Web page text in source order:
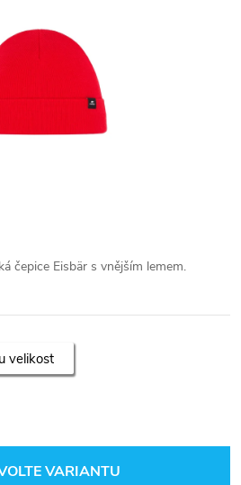
čepice Eisbär s vnějším lemem.
velikost
VARIANTU